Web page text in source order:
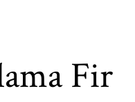
Fir